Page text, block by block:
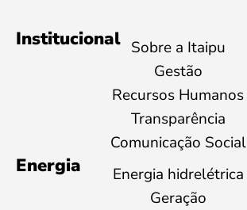
Institucional Sobre a Itaipu
Gestão
Recursos Humanos
Transparência
Comunicação Social
Energia
Energia hidrelétrica
Geração